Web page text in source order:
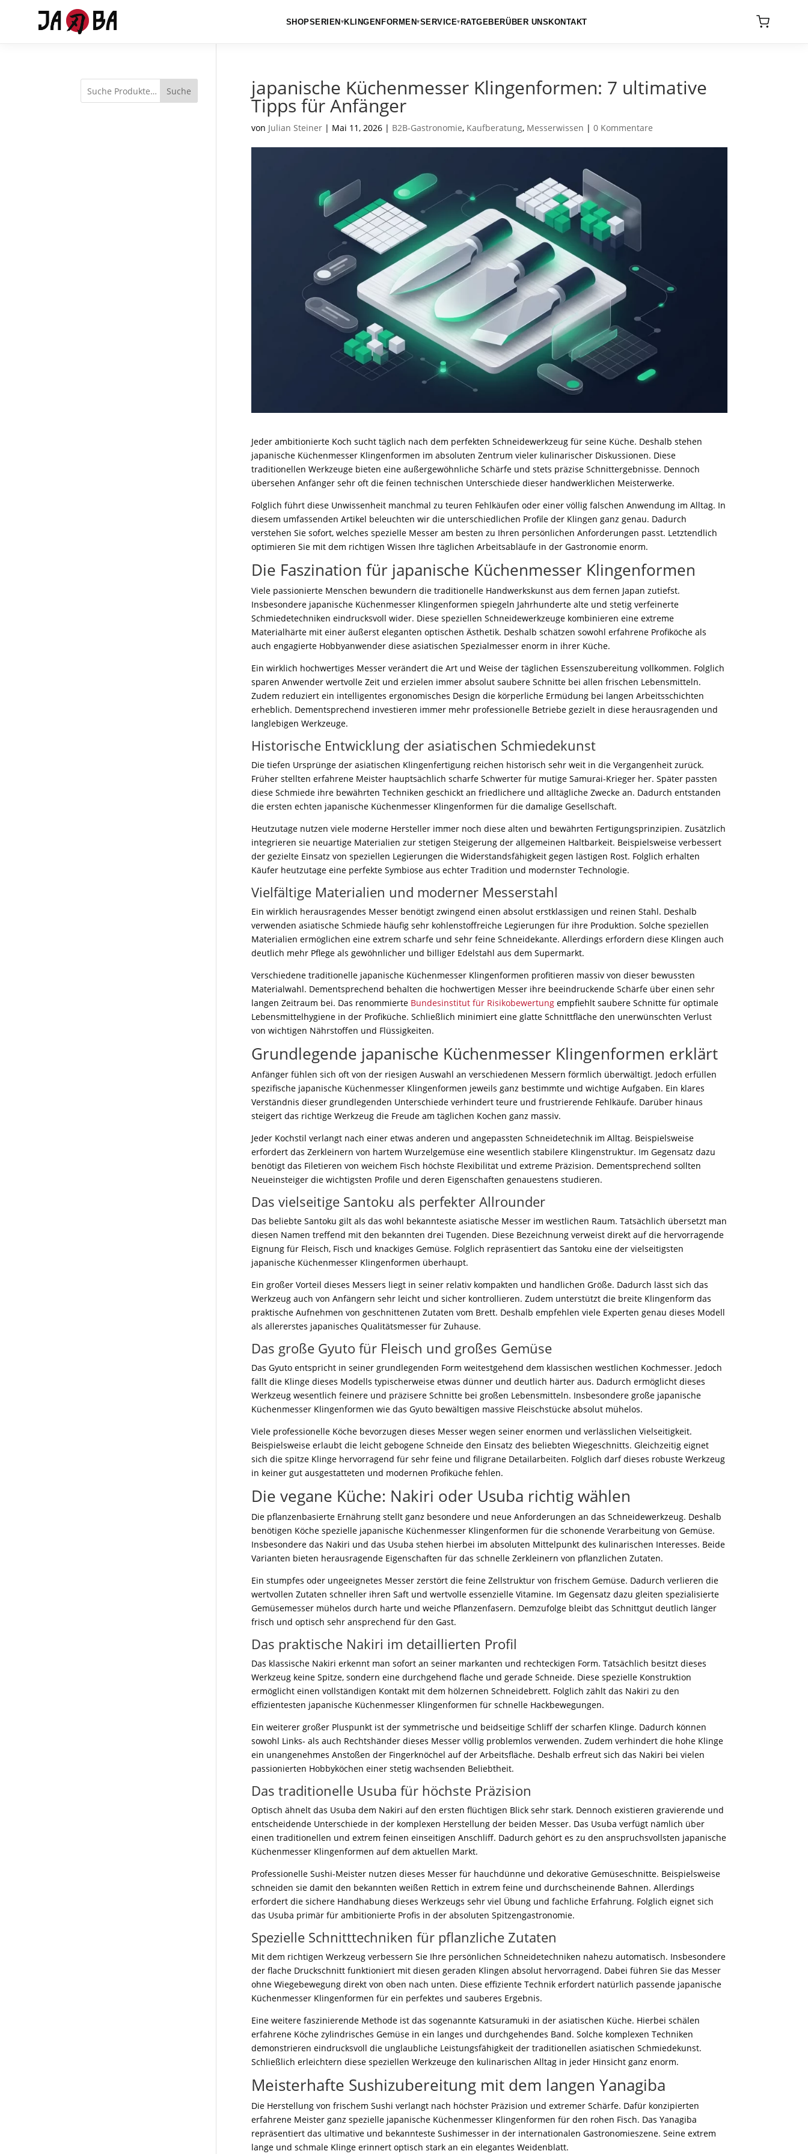
SHOPSERIEN▾KLINGENFORMEN▾SERVICE▾RATGEBERÜBER UNSKONTAKT
japanische Küchenmesser Klingenformen: 7 ultimative
Tipps für Anfänger
von Julian Steiner| Mai 11, 2026| B2B-Gastronomie, Kaufberatung, Messerwissen | 0 Kommentare
Jeder ambitionierte Koch sucht täglich nach dem perfekten Schneidewerkzeug für seine Küche. Deshalb stehen
japanische Küchenmesser Klingenformen im absoluten Zentrum vieler kulinarischer Diskussionen. Diese
traditionellen Werkzeuge bieten eine außergewöhnliche Schärfe und stets präzise Schnittergebnisse. Dennoch
übersehen Anfänger sehr oft die feinen technischen Unterschiede dieser handwerklichen Meisterwerke.
Folglich führt diese Unwissenheit manchmal zu teuren Fehlkäufen oder einer völlig falschen Anwendung im Alltag. In
diesem umfassenden Artikel beleuchten wir die unterschiedlichen Profile der Klingen ganz genau. Dadurch
verstehen Sie sofort, welches spezielle Messer am besten zu Ihren persönlichen Anforderungen passt. Letztendlich
optimieren Sie mit dem richtigen Wissen Ihre täglichen Arbeitsabläufe in der Gastronomie enorm.
Die Faszination für japanische Küchenmesser Klingenformen
Viele passionierte Menschen bewundern die traditionelle Handwerkskunst aus dem fernen Japan zutiefst.
Insbesondere japanische Küchenmesser Klingenformen spiegeln Jahrhunderte alte und stetig verfeinerte
Schmiedetechniken eindrucksvoll wider. Diese speziellen Schneidewerkzeuge kombinieren eine extreme
Materialhärte mit einer äußerst eleganten optischen Ästhetik. Deshalb schätzen sowohl erfahrene Profiköche als
auch engagierte Hobbyanwender diese asiatischen Spezialmesser enorm in ihrer Küche.
Ein wirklich hochwertiges Messer verändert die Art und Weise der täglichen Essenszubereitung vollkommen. Folglich
sparen Anwender wertvolle Zeit und erzielen immer absolut saubere Schnitte bei allen frischen Lebensmitteln.
Zudem reduziert ein intelligentes ergonomisches Design die körperliche Ermüdung bei langen Arbeitsschichten
erheblich. Dementsprechend investieren immer mehr professionelle Betriebe gezielt in diese herausragenden und
langlebigen Werkzeuge.
Historische Entwicklung der asiatischen Schmiedekunst
Die tiefen Ursprünge der asiatischen Klingenfertigung reichen historisch sehr weit in die Vergangenheit zurück.
Früher stellten erfahrene Meister hauptsächlich scharfe Schwerter für mutige Samurai-Krieger her. Später passten
diese Schmiede ihre bewährten Techniken geschickt an friedlichere und alltägliche Zwecke an. Dadurch entstanden
die ersten echten japanische Küchenmesser Klingenformen für die damalige Gesellschaft.
Heutzutage nutzen viele moderne Hersteller immer noch diese alten und bewährten Fertigungsprinzipien. Zusätzlich
integrieren sie neuartige Materialien zur stetigen Steigerung der allgemeinen Haltbarkeit. Beispielsweise verbessert
der gezielte Einsatz von speziellen Legierungen die Widerstandsfähigkeit gegen lästigen Rost. Folglich erhalten
Käufer heutzutage eine perfekte Symbiose aus echter Tradition und modernster Technologie.
Vielfältige Materialien und moderner Messerstahl
Ein wirklich herausragendes Messer benötigt zwingend einen absolut erstklassigen und reinen Stahl. Deshalb
verwenden asiatische Schmiede häufig sehr kohlenstoffreiche Legierungen für ihre Produktion. Solche speziellen
Materialien ermöglichen eine extrem scharfe und sehr feine Schneidekante. Allerdings erfordern diese Klingen auch
deutlich mehr Pflege als gewöhnlicher und billiger Edelstahl aus dem Supermarkt.
Verschiedene traditionelle japanische Küchenmesser Klingenformen profitieren massiv von dieser bewussten
Materialwahl. Dementsprechend behalten die hochwertigen Messer ihre beeindruckende Schärfe über einen sehr
langen Zeitraum bei. Das renommierte Bundesinstitut für Risikobewertungempfiehlt saubere Schnitte für optimale
Lebensmittelhygiene in der Profiküche. Schließlich minimiert eine glatte Schnittfläche den unerwünschten Verlust
von wichtigen Nährstoffen und Flüssigkeiten.
Grundlegende japanische Küchenmesser Klingenformen erklärt
Anfänger fühlen sich oft von der riesigen Auswahl an verschiedenen Messern förmlich überwältigt. Jedoch erfüllen
spezifische japanische Küchenmesser Klingenformen jeweils ganz bestimmte und wichtige Aufgaben. Ein klares
Verständnis dieser grundlegenden Unterschiede verhindert teure und frustrierende Fehlkäufe. Darüber hinaus
steigert das richtige Werkzeug die Freude am täglichen Kochen ganz massiv.
Jeder Kochstil verlangt nach einer etwas anderen und angepassten Schneidetechnik im Alltag. Beispielsweise
erfordert das Zerkleinern von hartem Wurzelgemüse eine wesentlich stabilere Klingenstruktur. Im Gegensatz dazu
benötigt das Filetieren von weichem Fisch höchste Flexibilität und extreme Präzision. Dementsprechend sollten
Neueinsteiger die wichtigsten Profile und deren Eigenschaften genauestens studieren.
Das vielseitige Santoku als perfekter Allrounder
Das beliebte Santoku gilt als das wohl bekannteste asiatische Messer im westlichen Raum. Tatsächlich übersetzt man
diesen Namen treffend mit den bekannten drei Tugenden. Diese Bezeichnung verweist direkt auf die hervorragende
Eignung für Fleisch, Fisch und knackiges Gemüse. Folglich repräsentiert das Santoku eine der vielseitigsten
japanische Küchenmesser Klingenformen überhaupt.
Ein großer Vorteil dieses Messers liegt in seiner relativ kompakten und handlichen Größe. Dadurch lässt sich das
Werkzeug auch von Anfängern sehr leicht und sicher kontrollieren. Zudem unterstützt die breite Klingenform das
praktische Aufnehmen von geschnittenen Zutaten vom Brett. Deshalb empfehlen viele Experten genau dieses Modell
als allererstes japanisches Qualitätsmesser für Zuhause.
Das große Gyuto für Fleisch und großes Gemüse
Das Gyuto entspricht in seiner grundlegenden Form weitestgehend dem klassischen westlichen Kochmesser. Jedoch
fällt die Klinge dieses Modells typischerweise etwas dünner und deutlich härter aus. Dadurch ermöglicht dieses
Werkzeug wesentlich feinere und präzisere Schnitte bei großen Lebensmitteln. Insbesondere große japanische
Küchenmesser Klingenformen wie das Gyuto bewältigen massive Fleischstücke absolut mühelos.
Viele professionelle Köche bevorzugen dieses Messer wegen seiner enormen und verlässlichen Vielseitigkeit.
Beispielsweise erlaubt die leicht gebogene Schneide den Einsatz des beliebten Wiegeschnitts. Gleichzeitig eignet
sich die spitze Klinge hervorragend für sehr feine und filigrane Detailarbeiten. Folglich darf dieses robuste Werkzeug
in keiner gut ausgestatteten und modernen Profiküche fehlen.
Die vegane Küche: Nakiri oder Usuba richtig wählen
Die pflanzenbasierte Ernährung stellt ganz besondere und neue Anforderungen an das Schneidewerkzeug. Deshalb
benötigen Köche spezielle japanische Küchenmesser Klingenformen für die schonende Verarbeitung von Gemüse.
Insbesondere das Nakiri und das Usuba stehen hierbei im absoluten Mittelpunkt des kulinarischen Interesses. Beide
Varianten bieten herausragende Eigenschaften für das schnelle Zerkleinern von pflanzlichen Zutaten.
Ein stumpfes oder ungeeignetes Messer zerstört die feine Zellstruktur von frischem Gemüse. Dadurch verlieren die
wertvollen Zutaten schneller ihren Saft und wertvolle essenzielle Vitamine. Im Gegensatz dazu gleiten spezialisierte
Gemüsemesser mühelos durch harte und weiche Pflanzenfasern. Demzufolge bleibt das Schnittgut deutlich länger
frisch und optisch sehr ansprechend für den Gast.
Das praktische Nakiri im detaillierten Profil
Das klassische Nakiri erkennt man sofort an seiner markanten und rechteckigen Form. Tatsächlich besitzt dieses
Werkzeug keine Spitze, sondern eine durchgehend flache und gerade Schneide. Diese spezielle Konstruktion
ermöglicht einen vollständigen Kontakt mit dem hölzernen Schneidebrett. Folglich zählt das Nakiri zu den
effizientesten japanische Küchenmesser Klingenformen für schnelle Hackbewegungen.
Ein weiterer großer Pluspunkt ist der symmetrische und beidseitige Schliff der scharfen Klinge. Dadurch können
sowohl Links- als auch Rechtshänder dieses Messer völlig problemlos verwenden. Zudem verhindert die hohe Klinge
ein unangenehmes Anstoßen der Fingerknöchel auf der Arbeitsfläche. Deshalb erfreut sich das Nakiri bei vielen
passionierten Hobbyköchen einer stetig wachsenden Beliebtheit.
Das traditionelle Usuba für höchste Präzision
Optisch ähnelt das Usuba dem Nakiri auf den ersten flüchtigen Blick sehr stark. Dennoch existieren gravierende und
entscheidende Unterschiede in der komplexen Herstellung der beiden Messer. Das Usuba verfügt nämlich über
einen traditionellen und extrem feinen einseitigen Anschliff. Dadurch gehört es zu den anspruchsvollsten japanische
Küchenmesser Klingenformen auf dem aktuellen Markt.
Professionelle Sushi-Meister nutzen dieses Messer für hauchdünne und dekorative Gemüseschnitte. Beispielsweise
schneiden sie damit den bekannten weißen Rettich in extrem feine und durchscheinende Bahnen. Allerdings
erfordert die sichere Handhabung dieses Werkzeugs sehr viel Übung und fachliche Erfahrung. Folglich eignet sich
das Usuba primär für ambitionierte Profis in der absoluten Spitzengastronomie.
Spezielle Schnitttechniken für pflanzliche Zutaten
Mit dem richtigen Werkzeug verbessern Sie Ihre persönlichen Schneidetechniken nahezu automatisch. Insbesondere
der flache Druckschnitt funktioniert mit diesen geraden Klingen absolut hervorragend. Dabei führen Sie das Messer
ohne Wiegebewegung direkt von oben nach unten. Diese effiziente Technik erfordert natürlich passende japanische
Küchenmesser Klingenformen für ein perfektes und sauberes Ergebnis.
Eine weitere faszinierende Methode ist das sogenannte Katsuramuki in der asiatischen Küche. Hierbei schälen
erfahrene Köche zylindrisches Gemüse in ein langes und durchgehendes Band. Solche komplexen Techniken
demonstrieren eindrucksvoll die unglaubliche Leistungsfähigkeit der traditionellen asiatischen Schmiedekunst.
Schließlich erleichtern diese speziellen Werkzeuge den kulinarischen Alltag in jeder Hinsicht ganz enorm.
Meisterhafte Sushizubereitung mit dem langen Yanagiba
Die Herstellung von frischem Sushi verlangt nach höchster Präzision und extremer Schärfe. Dafür konzipierten
erfahrene Meister ganz spezielle japanische Küchenmesser Klingenformen für den rohen Fisch. Das Yanagiba
repräsentiert das ultimative und bekannteste Sushimesser in der internationalen Gastronomieszene. Seine extrem
lange und schmale Klinge erinnert optisch stark an ein elegantes Weidenblatt.
Suche